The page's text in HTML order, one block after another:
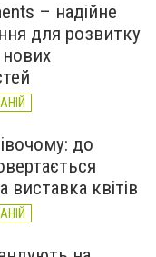
– надійне
для розвитку
нових
до
виставка квітів